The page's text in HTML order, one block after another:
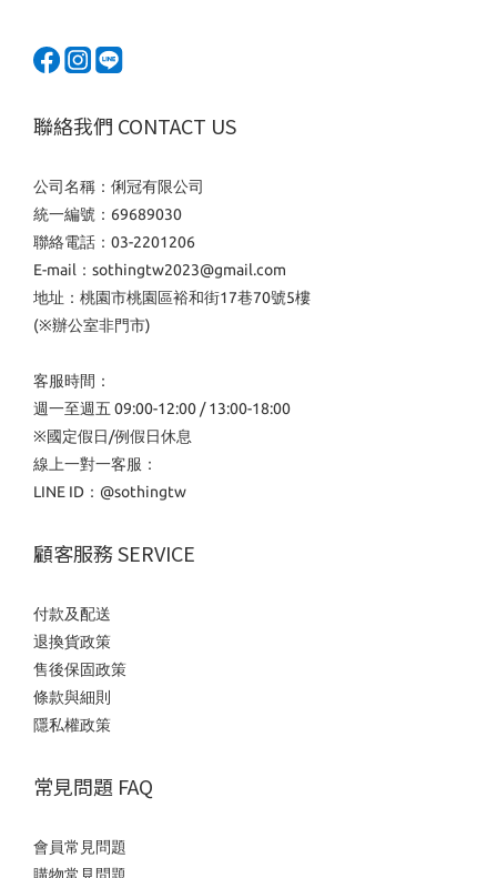
聯絡我們 CONTACT US
公司名稱：俐冠有限公司
統一編號：69689030
聯絡電話：03-2201206
E-mail：sothingtw2023@gmail.com
地址：桃園市桃園區裕和街17巷70號5樓
(※辦公室非門市)
客服時間：
週一至週五 09:00-12:00 / 13:00-18:00
※國定假日/例假日休息
線上一對一客服：
LINE ID： @sothingtw
顧客服務 SERVICE
付款及配送
退換貨政策
售後保固政策
條款與細則
隱私權政策
常見問題 FAQ
會員常見問題
購物常見問題